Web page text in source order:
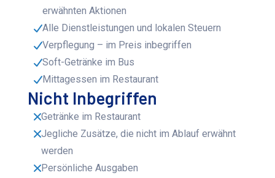
erwähnten Aktionen
Alle Dienstleistungen und lokalen Steuern
Verpflegung – im Preis inbegriffen
Soft-Getränke im Bus
Mittagessen im Restaurant
Nicht Inbegriffen
Getränke im Restaurant
Jegliche Zusätze, die nicht im Ablauf erwähnt
werden
Persönliche Ausgaben